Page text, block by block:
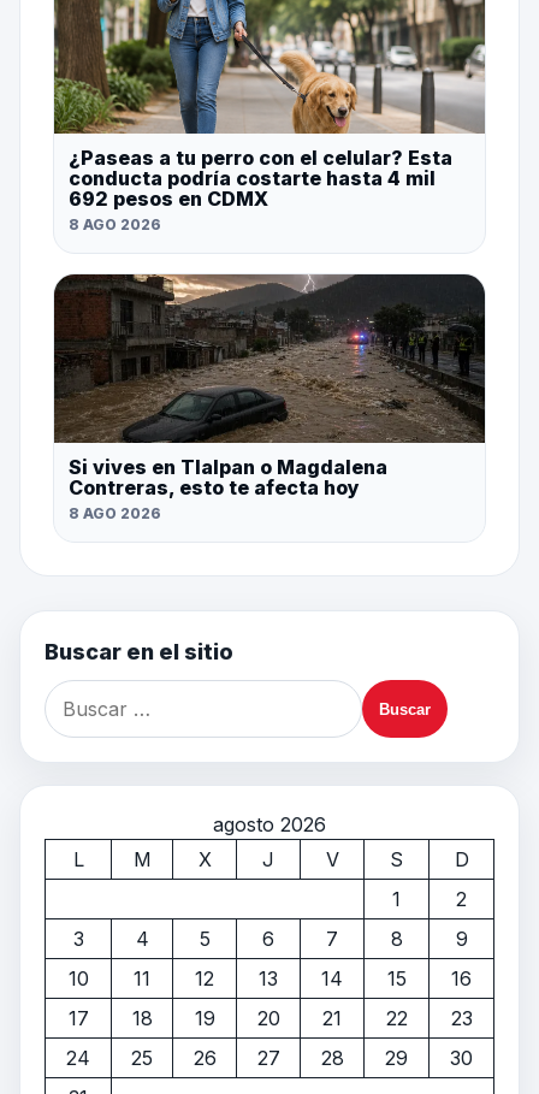
¿Paseas a tu perro con el celular? Esta
conducta podría costarte hasta 4 mil
692 pesos en CDMX
8 AGO 2026
Si vives en Tlalpan o Magdalena
Contreras, esto te afecta hoy
8 AGO 2026
Buscar en el sitio
agosto 2026
L
M X J V S
D
1
2
3
4 5 6 7 8
9
10
11 12 13 14 15
16
17
18 19 20 21 22
23
24
25 26 27 28 29
30